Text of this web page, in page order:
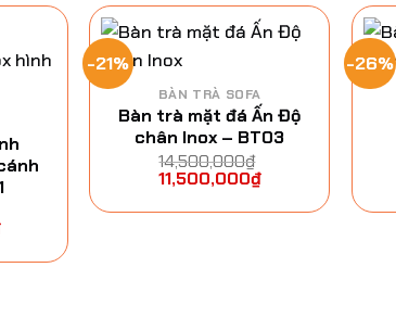
-21%
BÀN TRÀ SOFA
Bàn trà mặt đá Ấn Độ
chân Inox – BT03
14,500,000₫
11,500,000₫
-26%